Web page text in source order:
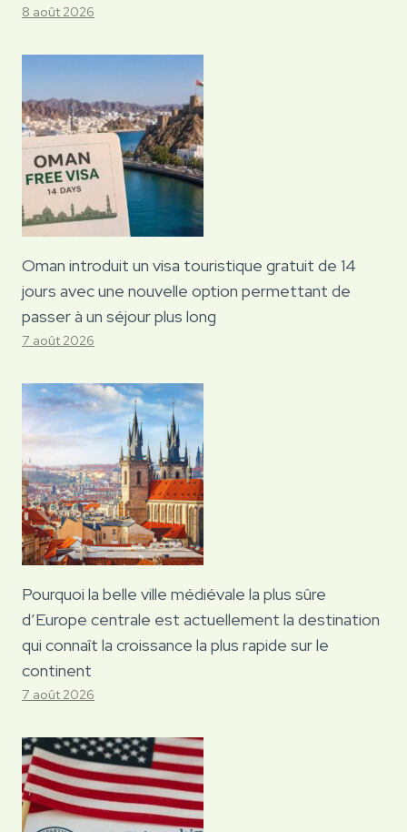
8 août 2026
Oman introduit un visa touristique gratuit de 14
jours avec une nouvelle option permettant de
passer à un séjour plus long
7 août 2026
Pourquoi la belle ville médiévale la plus sûre
d’Europe centrale est actuellement la destination
qui connaît la croissance la plus rapide sur le
continent
7 août 2026